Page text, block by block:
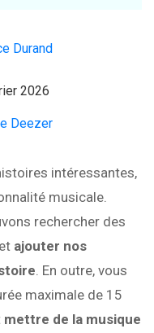
Durand
2026
Deezer
intéressantes,
musicale.
rechercher des
ajouter nos
. En outre, vous
maximale de 15
mettre de la musique